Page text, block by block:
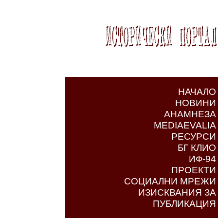
НАЧАЛО
НОВИНИ
АНАМНЕЗА
MEDIAEVALIA
РЕСУРСИ
БГ КЛИО
ИФ-94
ПРОЕКТИ
СОЦИАЛНИ МРЕЖИ
ИЗИСКВАНИЯ ЗА
ПУБЛИКАЦИЯ